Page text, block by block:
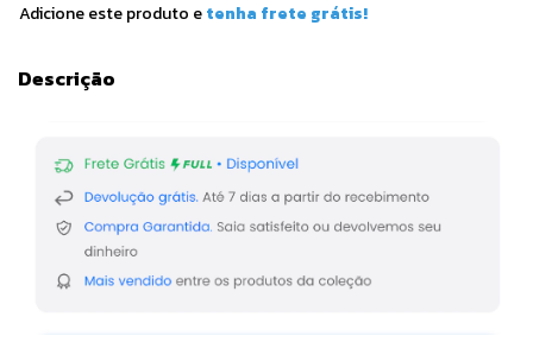
Adicione este produto etenha frete grátis!
Descrição